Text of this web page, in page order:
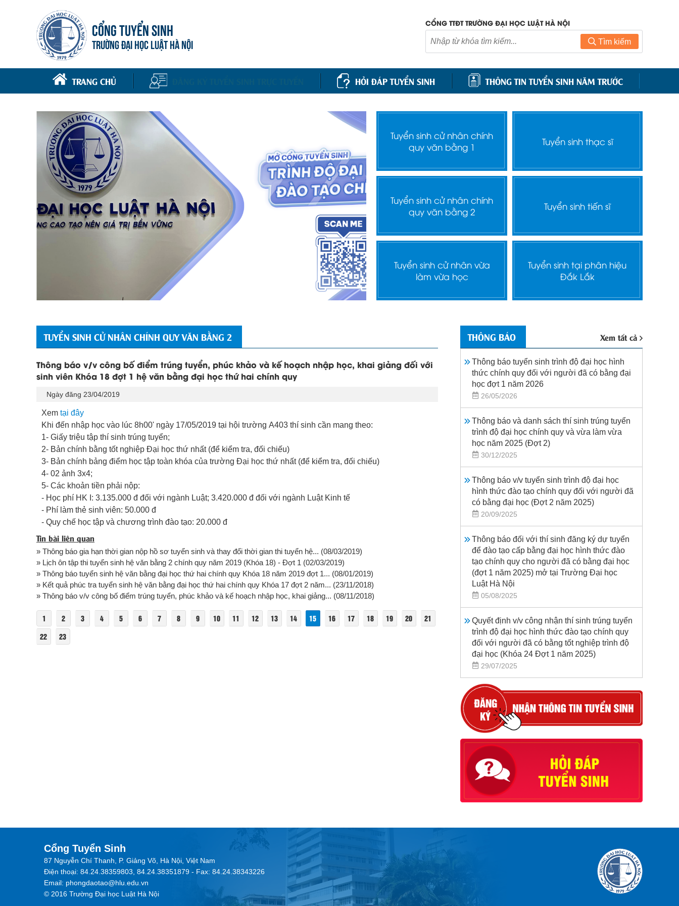
CỔNG TUYỂN SINH
TRƯỜNG ĐẠI HỌC LUẬT HÀ NỘI
CỔNG TTĐT TRƯỜNG ĐẠI HỌC LUẬT HÀ NỘI
Tìm kiếm
TRANG CHỦ HỎI ĐÁP TUYỂN SINH THÔNG TIN TUYỂN SINH NĂM TRƯỚC
Tuyển sinh cử nhân chính
quy văn bằng 1
Tuyển sinh thạc sĩ
Tuyển sinh cử nhân chính
quy văn bằng 2
Tuyển sinh tiến sĩ
Tuyển sinh cử nhân vừa
làm vừa học
Tuyển sinh tại phân hiệu
Đắk Lắk
TUYỂN SINH CỬ NHÂN CHÍNH QUY VĂN BẰNG 2
Thông báo v/v công bố điểm trúng tuyển, phúc khảo và kế hoạch nhập học, khai giảng đối với
sinh viên Khóa 18 đợt 1 hệ văn bằng đại học thứ hai chính quy
Ngày đăng 23/04/2019
Xem tại đây
Khi đến nhập học vào lúc 8h00' ngày 17/05/2019 tại hội trường A403 thí sinh cần mang theo:
1- Giấy triệu tập thí sinh trúng tuyển;
2- Bản chính bằng tốt nghiệp Đại học thứ nhất (để kiểm tra, đối chiếu)
3- Bản chính bảng điểm học tập toàn khóa của trường Đại học thứ nhất (để kiểm tra, đối chiếu)
4- 02 ảnh 3x4;
5- Các khoản tiền phải nộp:
- Học phí HK I: 3.135.000 đ đối với ngành Luật; 3.420.000 đ đối với ngành Luật Kinh tế
- Phí làm thẻ sinh viên: 50.000 đ
- Quy chế học tập và chương trình đào tạo: 20.000 đ
Tin bài liên quan
» Thông báo gia hạn thời gian nộp hồ sơ tuyển sinh và thay đổi thời gian thi tuyển hệ... (08/03/2019)
» Lịch ôn tập thi tuyển sinh hệ văn bằng 2 chính quy năm 2019 (Khóa 18) - Đợt 1 (02/03/2019)
» Thông báo tuyển sinh hệ văn bằng đại học thứ hai chính quy Khóa 18 năm 2019 đợt 1... (08/01/2019)
» Kết quả phúc tra tuyển sinh hệ văn bằng đại học thứ hai chính quy Khóa 17 đợt 2 năm... (23/11/2018)
» Thông báo v/v công bố điểm trúng tuyển, phúc khảo và kế hoạch nhập học, khai giảng... (08/11/2018)
1 2 3 4 5 6 7 8 9 10 11 12 13 14 15 16 17 18 19 20
21
22
23
THÔNG BÁO Xem tất cả
Thông báo tuyển sinh trình độ đại học hình
thức chính quy đối với người đã có bằng đại
học đợt 1 năm 2026
26/05/2026
Thông báo và danh sách thí sinh trúng tuyển
trình độ đại học chính quy và vừa làm vừa
học năm 2025 (Đợt 2)
30/12/2025
Thông báo v/v tuyển sinh trình độ đại học
hình thức đào tạo chính quy đối với người đã
có bằng đại học (Đợt 2 năm 2025)
20/09/2025
Thông báo đối với thí sinh đăng ký dự tuyển
để đào tạo cấp bằng đại học hình thức đào
tạo chính quy cho người đã có bằng đại học
(đợt 1 năm 2025) mở tại Trường Đại học
Luật Hà Nội
05/08/2025
Quyết định v/v công nhận thí sinh trúng tuyển
trình độ đại học hình thức đào tạo chính quy
đối với người đã có bằng tốt nghiệp trình độ
đại học (Khóa 24 Đợt 1 năm 2025)
29/07/2025
Cổng Tuyển Sinh
87 Nguyễn Chí Thanh, P. Giảng Võ, Hà Nội, Việt Nam
Điện thoại: 84.24.38359803, 84.24.38351879 - Fax: 84.24.38343226
Email: phongdaotao@hlu.edu.vn
© 2016 Trường Đại học Luật Hà Nội